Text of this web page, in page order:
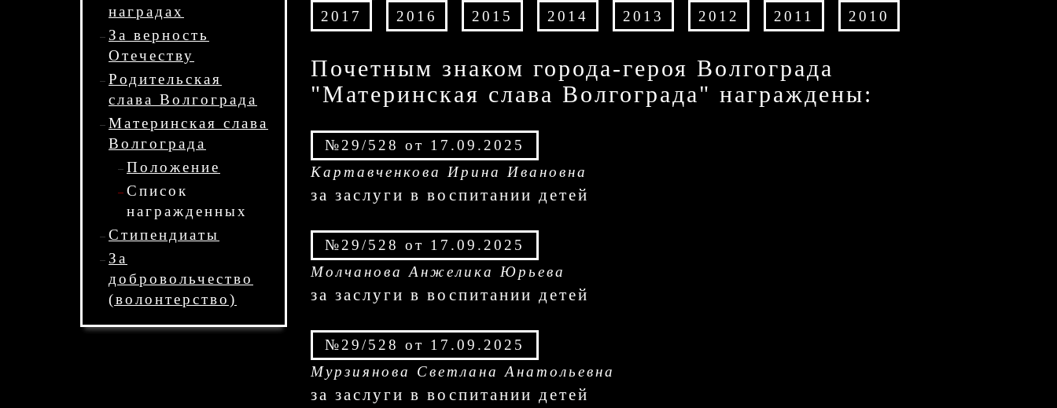
наградах
За верность
Отечеству
Родительская
слава Волгограда
Материнская слава
Волгограда
Положение
Список
награжденных
Стипендиаты
За
добровольчество
(волонтерство)
2017 2016 2015 2014 2013 2012 2011 2010
Почетным знаком города-героя Волгограда
"Материнская слава Волгограда" награждены:
№29/528 от 17.09.2025
Картавченкова Ирина Ивановна
за заслуги в воспитании детей
№29/528 от 17.09.2025
Молчанова Анжелика Юрьева
за заслуги в воспитании детей
№29/528 от 17.09.2025
Мурзиянова Светлана Анатольевна
за заслуги в воспитании детей